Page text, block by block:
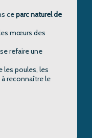
ceparc naturel de
mœurs des
refaire une
les poules, les
à reconnaître le